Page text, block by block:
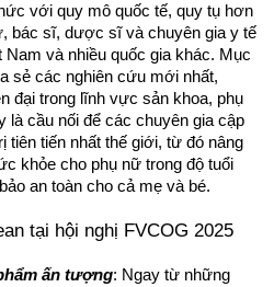
với quy mô quốc tế, quy tụ hơn
bác sĩ, dược sĩ và chuyên gia y tế
Nam và nhiều quốc gia khác. Mục
sẻ các nghiên cứu mới nhất,
đại trong lĩnh vực sản khoa, phụ
là cầu nối để các chuyên gia cập
tiên tiến nhất thế giới, từ đó nâng
khỏe cho phụ nữ trong độ tuổi
an toàn cho cả mẹ và bé.
tại hội nghị FVCOG 2025
ấn tượng: Ngay từ những